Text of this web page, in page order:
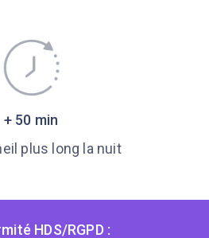
+ 50 min
plus long la nuit
HDS/RGPD :